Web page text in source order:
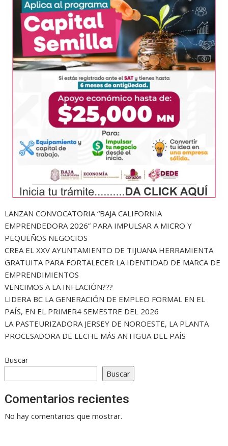
LANZAN CONVOCATORIA “BAJA CALIFORNIA
EMPRENDEDORA 2026” PARA IMPULSAR A MICRO Y
PEQUEÑOS NEGOCIOS
CREA EL XXV AYUNTAMIENTO DE TIJUANA HERRAMIENTA
GRATUITA PARA FORTALECER LA IDENTIDAD DE MARCA DE
EMPRENDIMIENTOS
VENCIMOS A LA INFLACIÓN???
LIDERA BC LA GENERACIÓN DE EMPLEO FORMAL EN EL
PAÍS, EN EL PRIMER4 SEMESTRE DEL 2026
LA PASTEURIZADORA JERSEY DE NOROESTE, LA PLANTA
PROCESADORA DE LECHE MÁS ANTIGUA DEL PAÍS
Buscar
Buscar
Comentarios recientes
No hay comentarios que mostrar.